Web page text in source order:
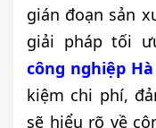
gián đoạn sản
giải pháp tối
công nghiệp
kiệm chi phí,
sẽ hiểu rõ về